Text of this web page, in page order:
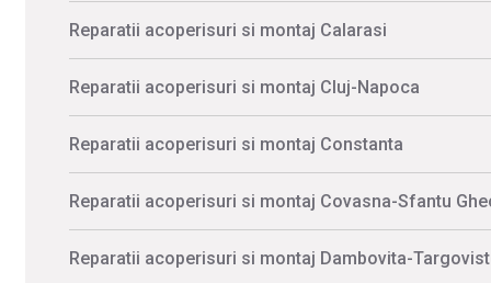
Reparatii acoperisuri si montaj Calarasi
Reparatii acoperisuri si montaj Cluj-Napoca
Reparatii acoperisuri si montaj Constanta
Reparatii acoperisuri si montaj Covasna-Sfantu
Reparatii acoperisuri si montaj Dambovita-